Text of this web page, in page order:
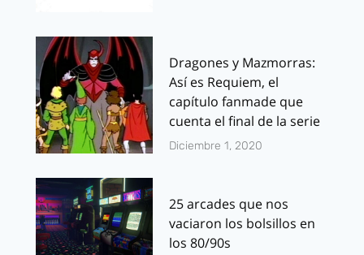
Dragones y Mazmorras:
Así es Requiem, el
capítulo fanmade que
cuenta el final de la serie
Diciembre 1, 2020
25 arcades que nos
vaciaron los bolsillos en
los 80/90s